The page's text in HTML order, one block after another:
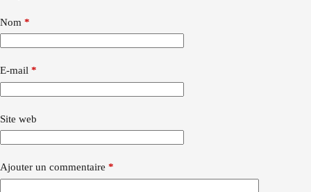
Nom *
E-mail *
Site web
Ajouter un commentaire *